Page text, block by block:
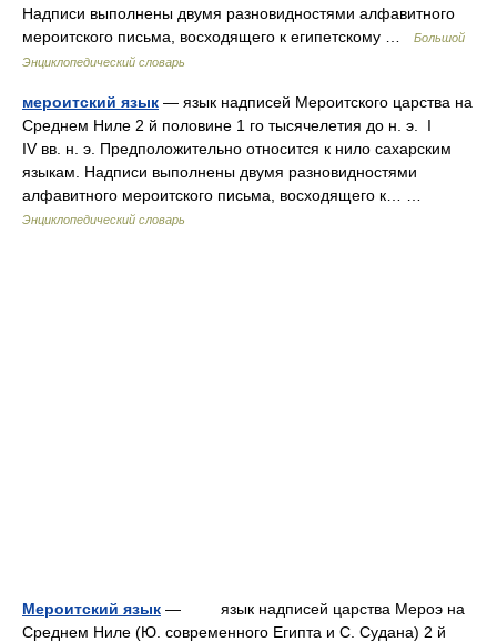
Надписи выполнены двумя разновидностями алфавитного
мероитского письма, восходящего к египетскому …
Большой
Энциклопедический словарь
мероитский язык — язык надписей Мероитского царства на
Среднем Ниле 2 й половине 1 го тысячелетия до н. э. I
IV вв. н. э. Предположительно относится к нило сахарским
языкам. Надписи выполнены двумя разновидностями
алфавитного мероитского письма, восходящего к… …
Энциклопедический словарь
Мероитский язык — язык надписей царства Мероэ на
Среднем Ниле (Ю. современного Египта и С. Судана) 2 й